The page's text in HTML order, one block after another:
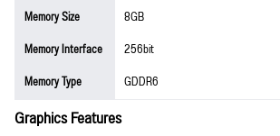
Memory Size
8GB
Memory Interface
256bit
Memory Type
GDDR6
Graphics Features